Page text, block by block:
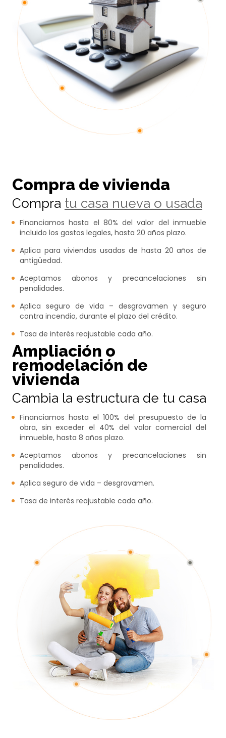
Compra de vivienda
Compra tu casa nueva o usada
Financiamos hasta el 80% del valor del inmueble
incluido los gastos legales, hasta 20 años plazo.
Aplica para viviendas usadas de hasta 20 años de
antigüedad.
Aceptamos abonos y precancelaciones sin
penalidades.
Aplica seguro de vida – desgravamen y seguro
contra incendio, durante el plazo del crédito.
Tasa de interés reajustable cada año.
Ampliación o
remodelación de
vivienda
Cambia la estructura de tu casa
Financiamos hasta el 100% del presupuesto de la
obra, sin exceder el 40% del valor comercial del
inmueble, hasta 8 años plazo.
Aceptamos abonos y precancelaciones sin
penalidades.
Aplica seguro de vida – desgravamen.
Tasa de interés reajustable cada año.